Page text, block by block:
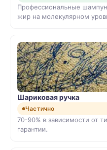
Профессиональные
жир на молекулярном
Шариковая ручка
Частично
70-90% в зависимости от
гарантии.